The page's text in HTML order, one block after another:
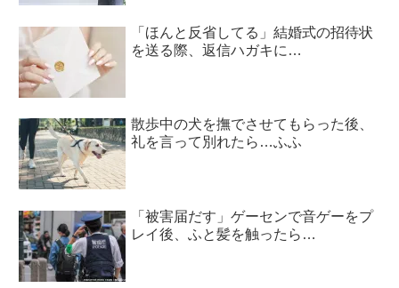
「ほんと反省してる」結婚式の招待状
を送る際、返信ハガキに…
散歩中の犬を撫でさせてもらった後、
礼を言って別れたら…ふふ
「被害届だす」ゲーセンで音ゲーをプ
レイ後、ふと髪を触ったら…